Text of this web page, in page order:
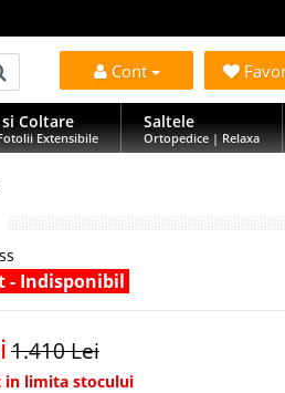
Cont
Coltare
Extensibile
Saltele
Ortopedice | Relaxa
- Indisponibil
1.410 Lei
in limita stocului